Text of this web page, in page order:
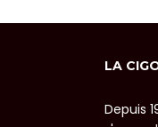
LA
Depuis